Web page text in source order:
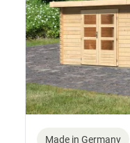
Made in Germany